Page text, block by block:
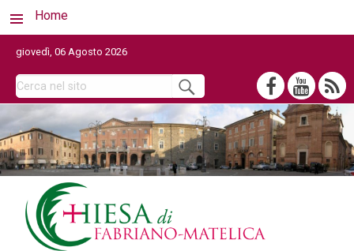
Home
giovedì, 06 Agosto 2026